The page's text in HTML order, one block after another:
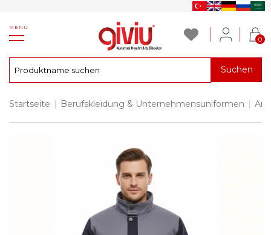
MENÜ
0
Suchen
Startseite | Berufskleidung & Unternehmensuniformen |